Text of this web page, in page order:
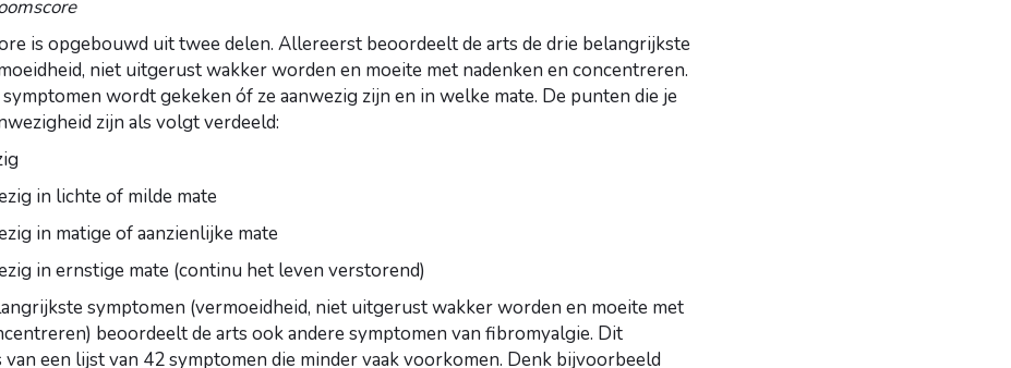
is opgebouwd uit twee delen. Allereerst beoordeelt de arts de drie belangrijkste
niet uitgerust wakker worden en moeite met nadenken en concentreren.
wordt gekeken óf ze aanwezig zijn en in welke mate. De punten die je
zijn als volgt verdeeld:
in lichte of milde mate
in matige of aanzienlijke mate
in ernstige mate (continu het leven verstorend)
symptomen (vermoeidheid, niet uitgerust wakker worden en moeite met
beoordeelt de arts ook andere symptomen van fibromyalgie. Dit
een lijst van 42 symptomen die minder vaak voorkomen. Denk bijvoorbeeld